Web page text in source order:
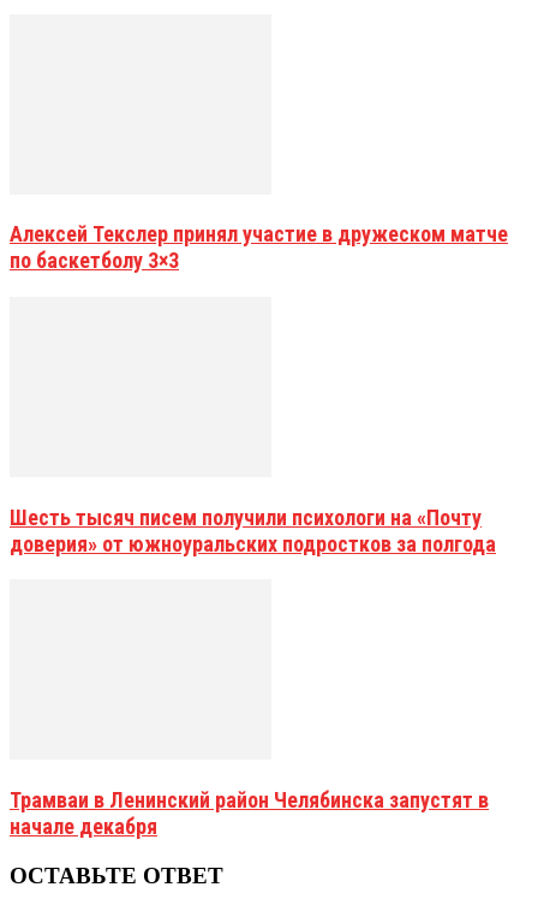
Алексей Текслер принял участие в дружеском матче
по баскетболу 3×3
Шесть тысяч писем получили психологи на «Почту
доверия» от южноуральских подростков за полгода
Трамваи в Ленинский район Челябинска запустят в
начале декабря
ОСТАВЬТЕ ОТВЕТ